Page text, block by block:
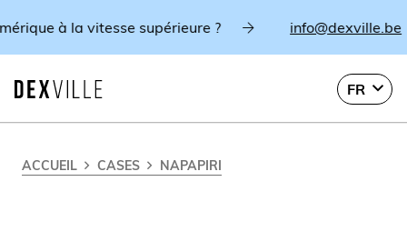
à la vitesse supérieure ? info@dexville.be
FR
ACCUEIL CASES NAPAPIRI